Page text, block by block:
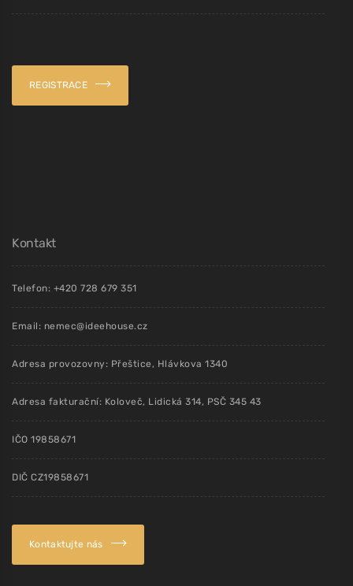
REGISTRACE
Kontakt
Telefon: +420 728 679 351
Email: nemec@ideehouse.cz
Adresa provozovny: Přeštice, Hlávkova 1340
Adresa fakturační: Koloveč, Lidická 314, PSČ 345 43
IČO 19858671
DIČ CZ19858671
Kontaktujte nás